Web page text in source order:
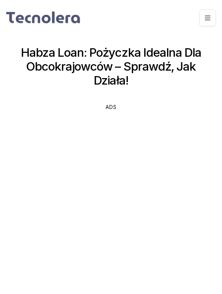
Habza Loan: Pożyczka Idealna Dla
Obcokrajowców – Sprawdź, Jak
Działa!
ADS